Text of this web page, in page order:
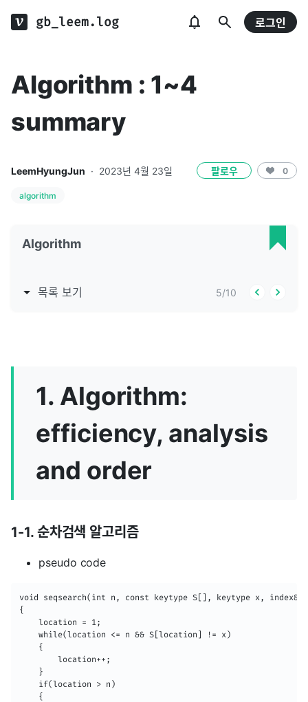
gb_leem.log 로그인
Algorithm : 1~4
summary
LeemHyungJun · 2023년 4월 23일 팔로우 0
algorithm
Algorithm
목록 보기 5/10
1. Algorithm:
efficiency, analysis
and order
1-1. 순차검색 알고리즘
pseudo code
void seqsearch(int n, const keytype S[], keytype x, index&
{
    while(location <= n && S[location] != x)
    {
    }
    if(location > n)
    {